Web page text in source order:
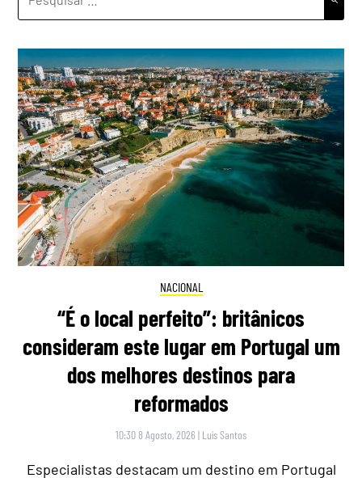
POR:
NACIONAL
“É o local perfeito”: britânicos
consideram este lugar em Portugal um
dos melhores destinos para
reformados
10:30 8 Agosto, 2026 | Luís Santos
Especialistas destacam um destino em Portugal